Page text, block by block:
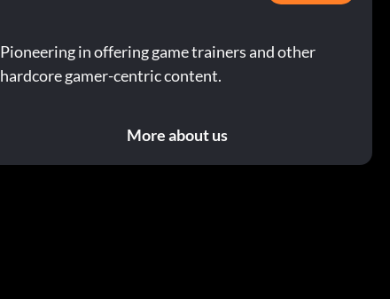
Pioneering in offering game trainers and other
hardcore gamer-centric content.
More about us